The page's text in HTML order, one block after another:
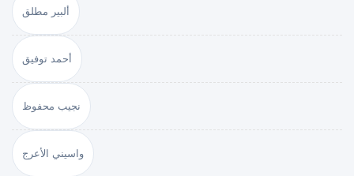
ألبير مطلق
أحمد توفيق
نجيب محفوظ
واسيني الأعرج